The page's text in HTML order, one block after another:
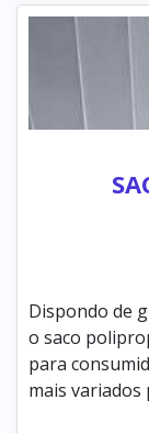
Dispondo de
o saco
para
mais